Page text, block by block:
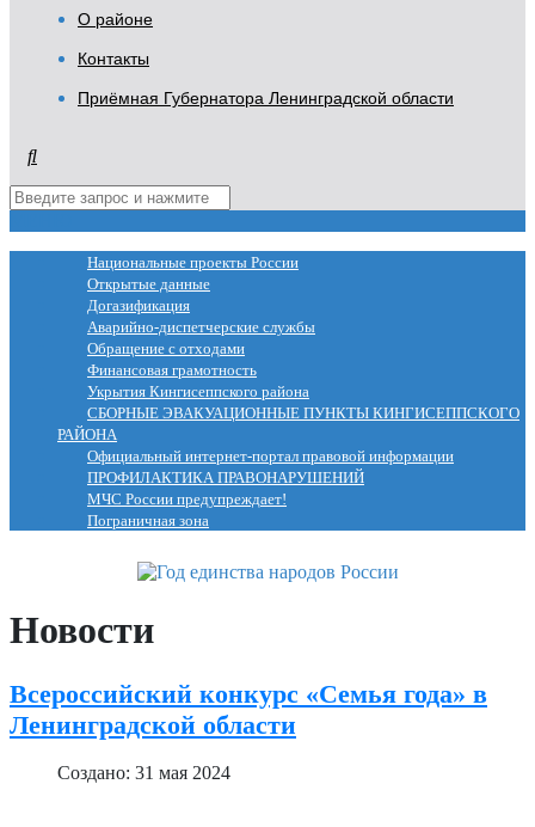
О районе
Контакты
Приёмная Губернатора Ленинградской области
Национальные проекты России
Открытые данные
Догазификация
Аварийно-диспетчерские службы
Обращение с отходами
Финансовая грамотность
Укрытия Кингисеппского района
СБОРНЫЕ ЭВАКУАЦИОННЫЕ ПУНКТЫ КИНГИСЕППСКОГО
РАЙОНА
Официальный интернет-портал правовой информации
ПРОФИЛАКТИКА ПРАВОНАРУШЕНИЙ
МЧС России предупреждает!
Пограничная зона
Новости
Всероссийский конкурс «Семья года» в
Ленинградской области
Создано: 31 мая 2024